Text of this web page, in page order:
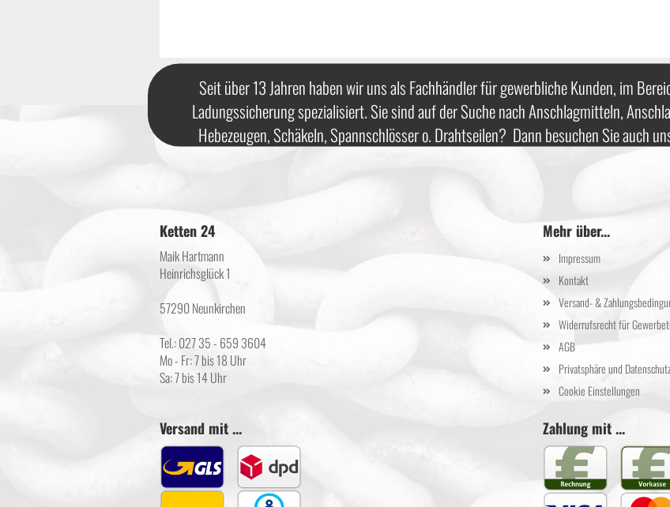
Seit über 13 Jahren haben wir uns als Fachhändler für gewerbliche Kunden, im
Ladungssicherung spezialisiert. Sie sind auf der Suche nach Anschlagmitteln,
Hebezeugen, Schäkeln, Spannschlösser o. Drahtseilen? Dann besuchen Sie auch
Ketten 24
Maik Hartmann
Heinrichsglück 1
57290 Neunkirchen
Tel.: 027 35 - 659 3604
Mo - Fr: 7 bis 18 Uhr
Sa: 7 bis 14 Uhr
Mehr über...
Impressum
Kontakt
Versand- &
Widerrufsrecht für
AGB
Privatsphäre und
Cookie Einstellungen
Versand mit ... Zahlung mit ...